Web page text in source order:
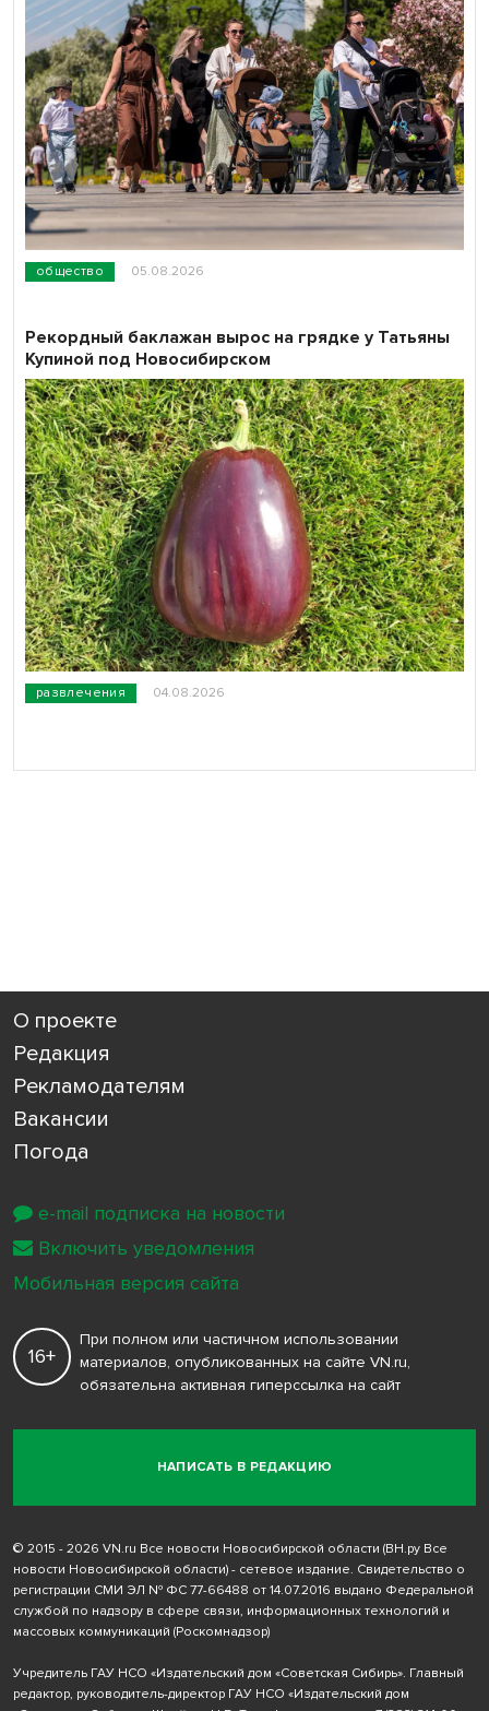
общество 05.08.2026
развлечения 04.08.2026
Рекордный баклажан вырос на грядке у Татьяны
Купиной под Новосибирском
О проекте
Редакция
Рекламодателям
Вакансии
Погода
НАПИСАТЬ В РЕДАКЦИЮ
16+
При полном или частичном использовании
материалов, опубликованных на сайте VN.ru,
обязательна активная гиперссылка на сайт
© 2015 - 2026 VN.ru Все новости Новосибирской области (ВН.ру Все
новости Новосибирской области) - сетевое издание. Свидетельство о
регистрации СМИ ЭЛ № ФС 77-66488 от 14.07.2016 выдано Федеральной
службой по надзору в сфере связи, информационных технологий и
массовых коммуникаций (Роскомнадзор)
Учредитель ГАУ НСО «Издательский дом «Советская Сибирь». Главный
редактор, руководитель-директор ГАУ НСО «Издательский дом
e-mail подписка на новости
Включить уведомления
Мобильная версия сайта